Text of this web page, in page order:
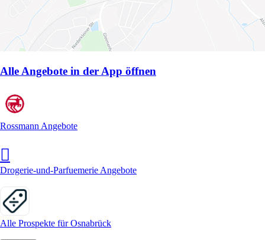
Alle Angebote in der App öffnen
Rossmann Angebote
Drogerie-und-Parfuemerie Angebote
Alle Prospekte für Osnabrück